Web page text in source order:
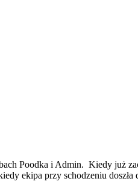
Poodka i Admin. Kiedy już
ekipa przy schodzeniu